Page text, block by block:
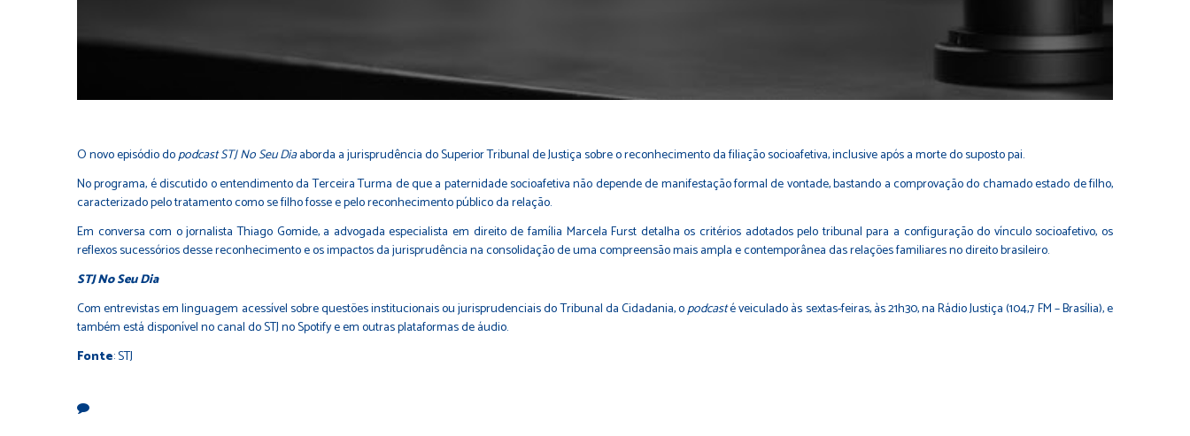
O novo episódio dopodcast STJ No Seu Diaaborda a jurisprudência do Superior Tribunal de Justiça sobre o reconhecimento da filiação socioafetiva, inclusive após a morte do suposto pai.
No programa, é discutido o entendimento da Terceira Turma de que a paternidade socioafetiva não depende de manifestação formal de vontade, bastando a comprovação do chamado estado de filho,
caracterizado pelo tratamento como se filho fosse e pelo reconhecimento público da relação.
Em conversa com o jornalista Thiago Gomide, a advogada especialista em direito de família Marcela Furst detalha os critérios adotados pelo tribunal para a configuração do vínculo socioafetivo, os
reflexos sucessórios desse reconhecimento e os impactos da jurisprudência na consolidação de uma compreensão mais ampla e contemporânea das relações familiares no direito brasileiro.
STJ No Seu Dia
Com entrevistas em linguagem acessível sobre questões institucionais ou jurisprudenciais do Tribunal da Cidadania, opodcasté veiculado às sextas-feiras, às 21h30, na Rádio Justiça (104,7 FM – Brasília), e
também está disponível no canal do STJ noSpotifye em outras plataformas de áudio.
Fonte: STJ